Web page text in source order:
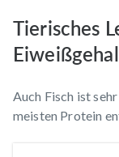
Tierisches
Auch Fisch ist
meisten Protein